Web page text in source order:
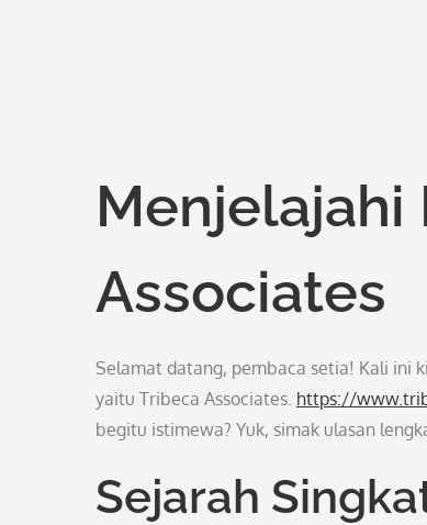
Menjelajahi
Associates
Selamat datang, pembaca setia! Kali ini
yaitu Tribeca Associates. https://
begitu istimewa? Yuk, simak ulasan
Sejarah